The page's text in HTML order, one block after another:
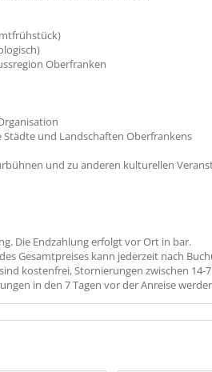
Oberfranken
und Landschaften Oberfrankens
und zu anderen kulturellen
Die Endzahlung erfolgt vor Ort in bar.
Gesamtpreises kann jederzeit nach
kostenfrei, Stornierungen zwischen 14-
in den 7 Tagen vor der Anreise